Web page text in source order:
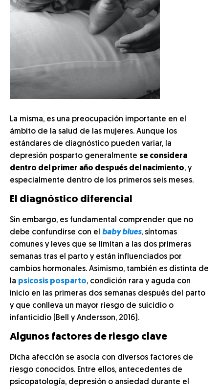
La misma, es una preocupación importante en el
ámbito de la salud de las mujeres. Aunque los
estándares de diagnóstico pueden variar, la
depresión posparto generalmente se considera
dentro del primer año después del nacimiento, y
especialmente dentro de los primeros seis meses.
El diagnóstico diferencial
Sin embargo, es fundamental comprender que no
debe confundirse con el baby blues, síntomas
comunes y leves que se limitan a las dos primeras
semanas tras el parto y están influenciados por
cambios hormonales. Asimismo, también es distinta de
la psicosis posparto, condición rara y aguda con
inicio en las primeras dos semanas después del parto
y que conlleva un mayor riesgo de suicidio o
infanticidio (Bell y Andersson, 2016).
Algunos factores de riesgo clave
Dicha afección se asocia con diversos factores de
riesgo conocidos. Entre ellos, antecedentes de
psicopatología, depresión o ansiedad durante el